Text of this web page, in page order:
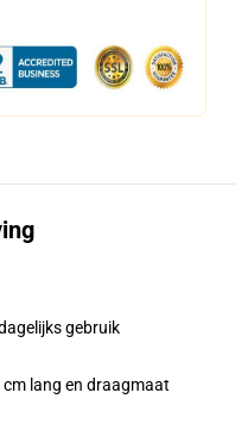
gebruik
lang en draagmaat